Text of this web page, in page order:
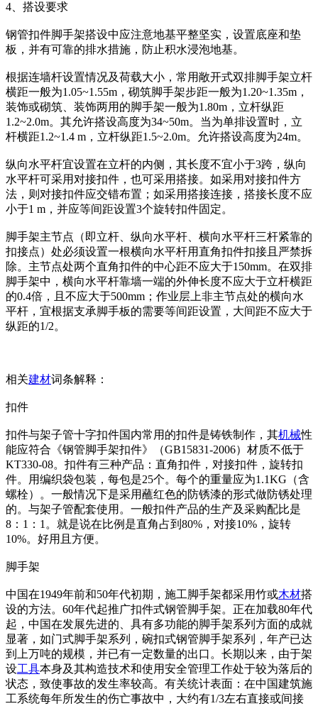
4、搭设要求
钢管扣件脚手架搭设中应注意地基平整坚实，设置底座和垫
板，并有可靠的排水措施，防止积水浸泡地基。
根据连墙杆设置情况及荷载大小，常用敞开式双排脚手架立杆
横距一般为1.05~1.55m，砌筑脚手架步距一般为1.20~1.35m，
装饰或砌筑、装饰两用的脚手架一般为1.80m，立杆纵距
1.2~2.0m。其允许搭设高度为34~50m。当为单排设置时，立
杆横距1.2~1.4 m，立杆纵距1.5~2.0m。允许搭设高度为24m。
纵向水平杆宜设置在立杆的内侧，其长度不宜小于3跨，纵向
水平杆可采用对接扣件，也可采用搭接。如采用对接扣件方
法，则对接扣件应交错布置；如采用搭接连接，搭接长度不应
小于1 m，并应等间距设置3个旋转扣件固定。
脚手架主节点（即立杆、纵向水平杆、横向水平杆三杆紧靠的
扣接点）处必须设置一根横向水平杆用直角扣件扣接且严禁拆
除。主节点处两个直角扣件的中心距不应大于150mm。在双排
脚手架中，横向水平杆靠墙一端的外伸长度不应大于立杆横距
的0.4倍，且不应大于500mm；作业层上非主节点处的横向水
平杆，宜根据支承脚手板的需要等间距设置，大间距不应大于
纵距的1/2。
相关建材词条解释：
扣件
扣件与架子管十字扣件国内常用的扣件是铸铁制作，其机械性
能应符合《钢管脚手架扣件》（GB15831-2006）材质不低于
KT330-08。扣件有三种产品：直角扣件，对接扣件，旋转扣
件。用编织袋包装，每包是25个。每个的重量应为1.1KG（含
螺栓）。一般情况下是采用蘸红色的防锈漆的形式做防锈处理
的。与架子管配套使用。一般扣件产品的生产及采购配比是
8：1：1。就是说在比例是直角占到80%，对接10%，旋转
10%。好用且方便。
脚手架
中国在1949年前和50年代初期，施工脚手架都采用竹或木材搭
设的方法。60年代起推广扣件式钢管脚手架。正在加载80年代
起，中国在发展先进的、具有多功能的脚手架系列方面的成就
显著，如门式脚手架系列，碗扣式钢管脚手架系列，年产已达
到上万吨的规模，并已有一定数量的出口。长期以来，由于架
设工具本身及其构造技术和使用安全管理工作处于较为落后的
状态，致使事故的发生率较高。有关统计表面：在中国建筑施
工系统每年所发生的伤亡事故中，大约有1/3左右直接或间接